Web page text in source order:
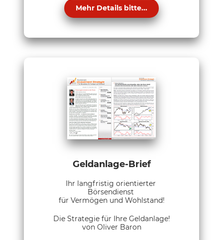
Mehr Details bitte...
Geldanlage-Brief
Ihr langfristig orientierter
Börsendienst
für Vermögen und Wohlstand!
Die Strategie für Ihre Geldanlage!
von Oliver Baron